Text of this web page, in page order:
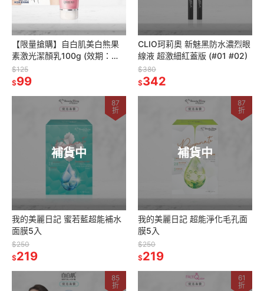
【限量搶購】自白肌美白熊果
素激光潔顏乳100g (效期：
2027/07/01)
$125
$99
CLIO珂莉奧 新魅黑防水濃烈眼
線液 超激細紅蓋版 (#01 #02)
$380
$342
補貨中
87
折
我的美麗日記 蜜若藍超能補水
面膜5入
$250
$219
補貨中
87
折
我的美麗日記 超能淨化毛孔面
膜5入
$250
$219
85
折
61
折